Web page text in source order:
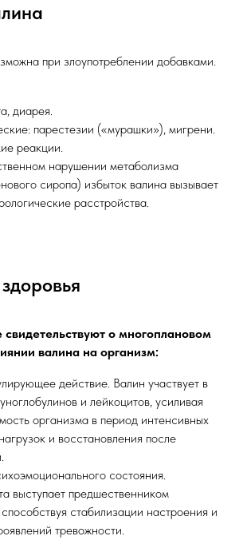
при злоупотреблении добавками.
диарея.
парестезии («мурашки»), мигрени.
реакции.
нарушении метаболизма
сиропа) избыток валина вызывает
расстройства.
о многоплановом
валина на организм:
действие. Валин участвует в
и лейкоцитов, усиливая
организма в период интенсивных
и восстановления после
состояния.
выступает предшественником
стабилизации настроения и
тревожности.